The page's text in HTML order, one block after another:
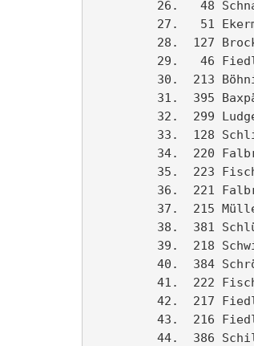
26.   48
27.   51
28.  127
29.   46
30.  213
31.  395
32.  299
33.  128
34.  220
35.  223
36.  221
37.  215
38.  381
39.  218
40.  384
41.  222
42.  217
43.  216
44.  386